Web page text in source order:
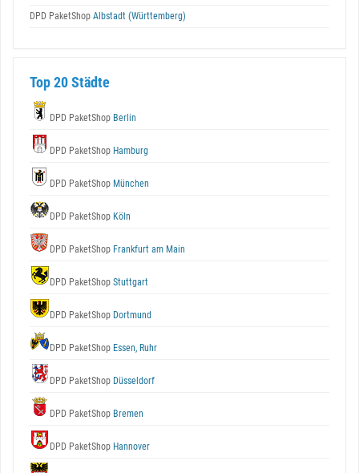
DPD PaketShop Albstadt (Württemberg)
Top 20 Städte
DPD PaketShop Berlin
DPD PaketShop Hamburg
DPD PaketShop München
DPD PaketShop Köln
DPD PaketShop Frankfurt am Main
DPD PaketShop Stuttgart
DPD PaketShop Dortmund
DPD PaketShop Essen, Ruhr
DPD PaketShop Düsseldorf
DPD PaketShop Bremen
DPD PaketShop Hannover